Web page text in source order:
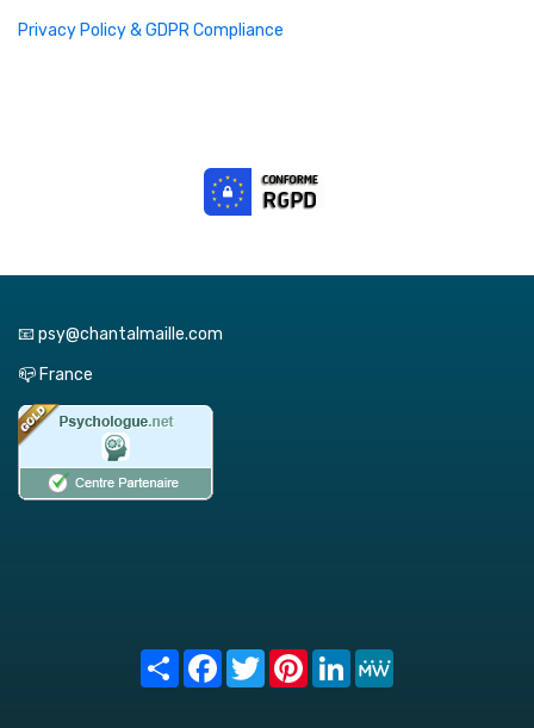
Privacy Policy & GDPR Compliance
📧 psy@chantalmaille.com
📪 France
Share FacebookTwitterPinterest
LinkedIn